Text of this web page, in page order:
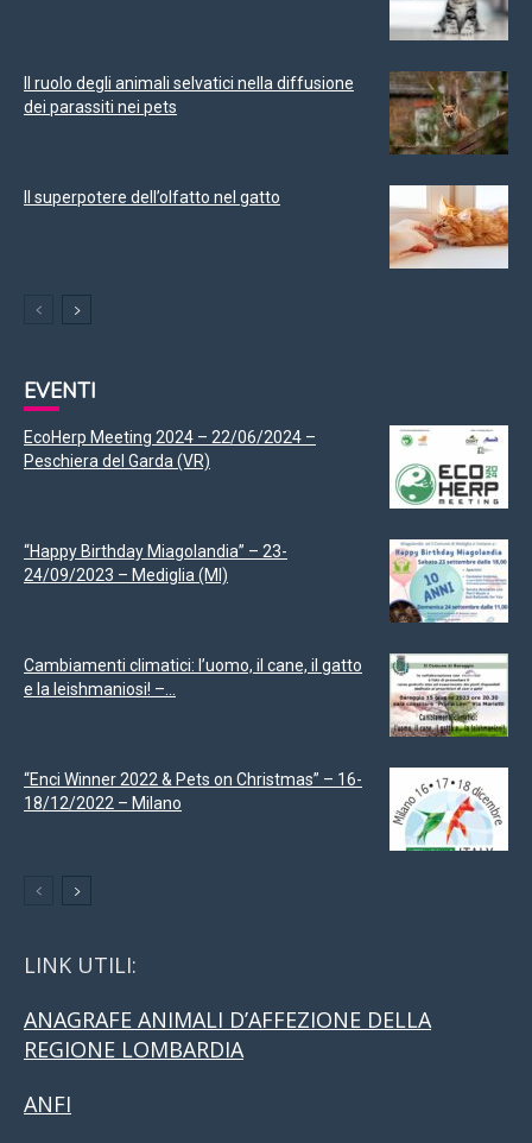
Il ruolo degli animali selvatici nella diffusione
dei parassiti nei pets
Il superpotere dell’olfatto nel gatto
EVENTI
EcoHerp Meeting 2024 – 22/06/2024 –
Peschiera del Garda (VR)
“Happy Birthday Miagolandia” – 23-
24/09/2023 – Mediglia (MI)
Cambiamenti climatici: l’uomo, il cane, il gatto
e la leishmaniosi! –...
“Enci Winner 2022 & Pets on Christmas” – 16-
18/12/2022 – Milano
LINK UTILI:
ANAGRAFE ANIMALI D’AFFEZIONE DELLA
REGIONE LOMBARDIA
ANFI